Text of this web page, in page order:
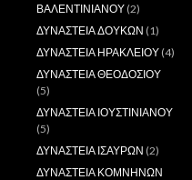
ΒΑΛΕΝΤΙΝΙΑΝΟΥ (2)
ΔΥΝΑΣΤΕΙΑ ΔΟΥΚΩΝ (1)
ΔΥΝΑΣΤΕΙΑ ΗΡΑΚΛΕΙΟΥ (4)
ΔΥΝΑΣΤΕΙΑ ΘΕΟΔΟΣΙΟΥ
(5)
ΔΥΝΑΣΤΕΙΑ ΙΟΥΣΤΙΝΙΑΝΟΥ
(5)
ΔΥΝΑΣΤΕΙΑ ΙΣΑΥΡΩΝ (2)
ΔΥΝΑΣΤΕΙΑ ΚΟΜΝΗΝΩΝ